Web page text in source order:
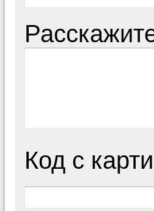
Код с